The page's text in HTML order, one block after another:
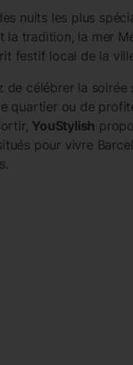
nuits les plus
la tradition, la mer
festif local de la
de célébrer la soirée
quartier ou de
YouStylish
pour vivre